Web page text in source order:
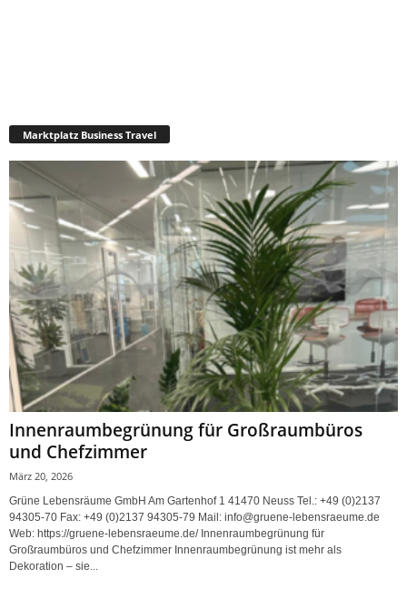
Marktplatz Business Travel
Innenraumbegrünung für Großraumbüros
und Chefzimmer
März 20, 2026
Grüne Lebensräume GmbH Am Gartenhof 1 41470 Neuss Tel.: +49 (0)2137
94305-70 Fax: +49 (0)2137 94305-79 Mail: info@gruene-lebensraeume.de
Web: https://gruene-lebensraeume.de/ Innenraumbegrünung für
Großraumbüros und Chefzimmer Innenraumbegrünung ist mehr als
Dekoration – sie...